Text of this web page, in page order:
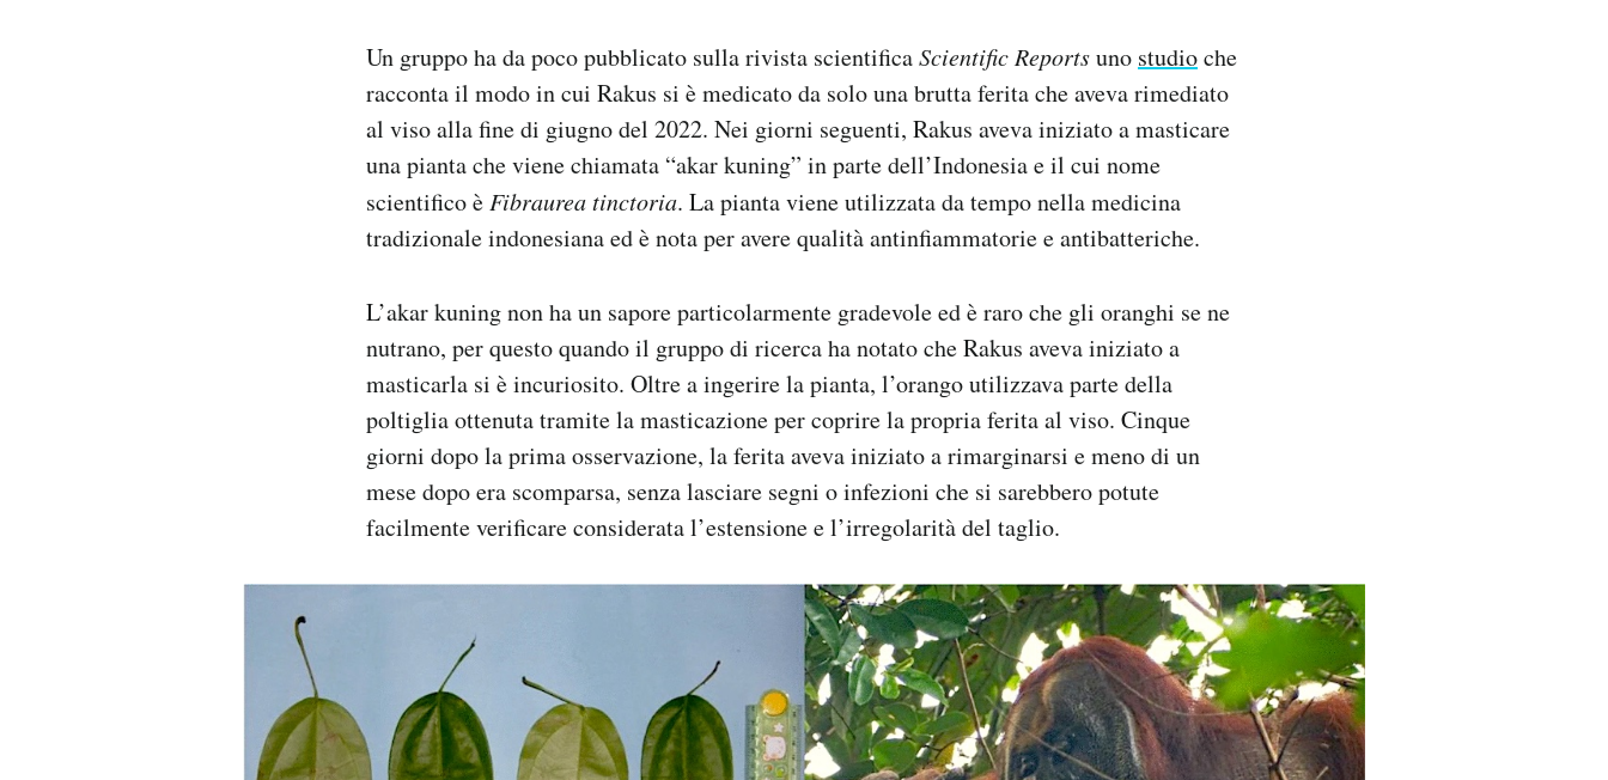
Un gruppo ha da poco pubblicato sulla rivista scientificaScientific Reportsuno studioche
racconta il modo in cui Rakus si è medicato da solo una brutta ferita che aveva rimediato
al viso alla fine di giugno del 2022. Nei giorni seguenti, Rakus aveva iniziato a masticare
una pianta che viene chiamata “akar kuning” in parte dell’Indonesia e il cui nome
scientifico èFibraurea tinctoria. La pianta viene utilizzata da tempo nella medicina
tradizionale indonesiana ed è nota per avere qualità antinfiammatorie e antibatteriche.
L’akar kuning non ha un sapore particolarmente gradevole ed è raro che gli oranghi se ne
nutrano, per questo quando il gruppo di ricerca ha notato che Rakus aveva iniziato a
masticarla si è incuriosito. Oltre a ingerire la pianta, l’orango utilizzava parte della
poltiglia ottenuta tramite la masticazione per coprire la propria ferita al viso. Cinque
giorni dopo la prima osservazione, la ferita aveva iniziato a rimarginarsi e meno di un
mese dopo era scomparsa, senza lasciare segni o infezioni che si sarebbero potute
facilmente verificare considerata l’estensione e l’irregolarità del taglio.